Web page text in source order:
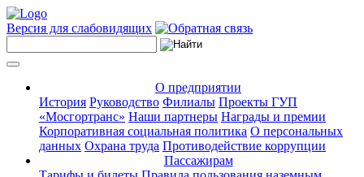
Версия для слабовидящих
О предприятии
История Руководство Филиалы Проекты ГУП
«Мосгортранс» Наши партнеры Награды и премии
Корпоративная социальная политика О персональных
данных Охрана труда Противодействие коррупции
Пассажирам